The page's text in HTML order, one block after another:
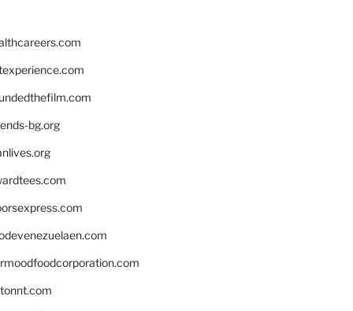
bg.org